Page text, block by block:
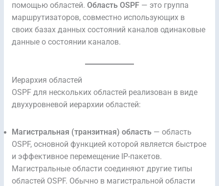
помощью областей. Область OSPF— это группа
маршрутизаторов, совместно использующих в
своих базах данных состояний каналов одинаковые
данные о состоянии каналов.
Иерархия областей
OSPF для нескольких областей реализован в виде
двухуровневой иерархии областей:
Магистральная (транзитная) область— область
OSPF, основной функцией которой является быстрое
и эффективное перемещение IP-пакетов.
Магистральные области соединяют другие типы
областей OSPF. Обычно в магистральной области